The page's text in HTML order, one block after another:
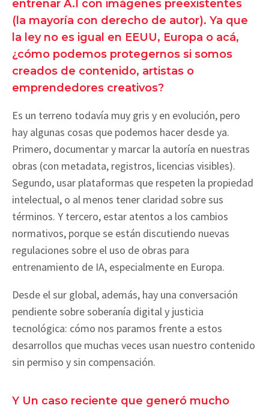
entrenar A.I con imágenes preexistentes
(la mayoría con derecho de autor). Ya que
la ley no es igual en EEUU, Europa o acá,
¿cómo podemos protegernos si somos
creados de contenido, artistas o
emprendedores creativos?
Es un terreno todavía muy gris y en evolución, pero
hay algunas cosas que podemos hacer desde ya.
Primero, documentar y marcar la autoría en nuestras
obras (con metadata, registros, licencias visibles).
Segundo, usar plataformas que respeten la propiedad
intelectual, o al menos tener claridad sobre sus
términos. Y tercero, estar atentos a los cambios
normativos, porque se están discutiendo nuevas
regulaciones sobre el uso de obras para
entrenamiento de IA, especialmente en Europa.
Desde el sur global, además, hay una conversación
pendiente sobre soberanía digital y justicia
tecnológica: cómo nos paramos frente a estos
desarrollos que muchas veces usan nuestro contenido
sin permiso y sin compensación.
Y Un caso reciente que generó mucho